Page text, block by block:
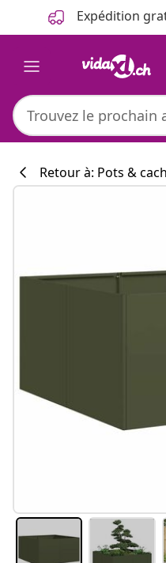
Précédent Expédition
Retour à: Pots &